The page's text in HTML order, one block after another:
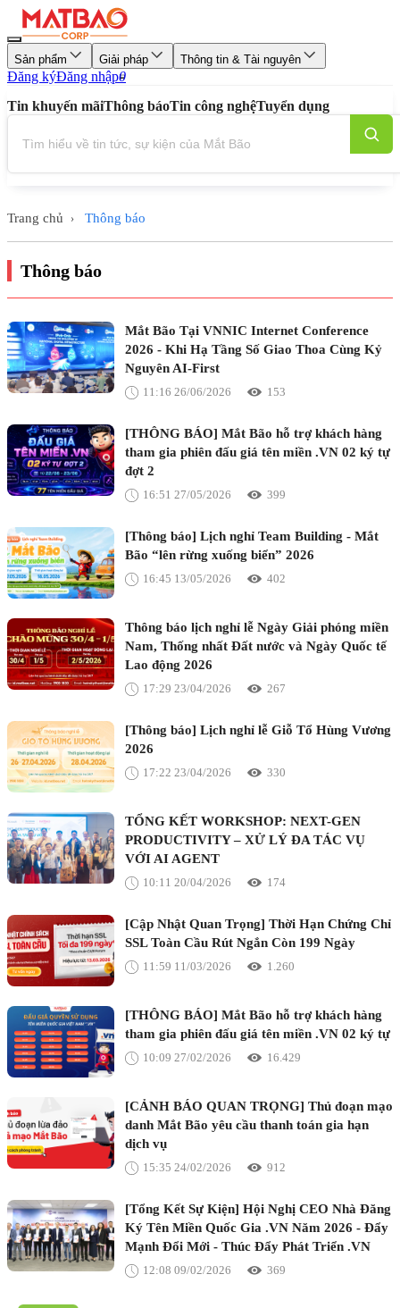
Sản phẩm Giải pháp Thông tin & Tài nguyên
Đăng kýĐăng nhập0
Tin khuyến mãiThông báoTin công nghệTuyển dụng
Trang chủ › Thông báo
Thông báo
Mắt Bão Tại VNNIC Internet Conference
2026 - Khi Hạ Tầng Số Giao Thoa Cùng Kỷ
Nguyên AI-First
11:16 26/06/2026 153
[THÔNG BÁO] Mắt Bão hỗ trợ khách hàng
tham gia phiên đấu giá tên miền .VN 02 ký tự
đợt 2
16:51 27/05/2026 399
[Thông báo] Lịch nghỉ Team Building - Mắt
Bão “lên rừng xuống biển” 2026
16:45 13/05/2026 402
Thông báo lịch nghỉ lễ Ngày Giải phóng miền
Nam, Thống nhất Đất nước và Ngày Quốc tế
Lao động 2026
17:29 23/04/2026 267
[Thông báo] Lịch nghỉ lễ Giỗ Tổ Hùng Vương
2026
17:22 23/04/2026 330
TỔNG KẾT WORKSHOP: NEXT-GEN
PRODUCTIVITY – XỬ LÝ ĐA TÁC VỤ
VỚI AI AGENT
10:11 20/04/2026 174
[Cập Nhật Quan Trọng] Thời Hạn Chứng Chỉ
SSL Toàn Cầu Rút Ngắn Còn 199 Ngày
11:59 11/03/2026 1.260
[THÔNG BÁO] Mắt Bão hỗ trợ khách hàng
tham gia phiên đấu giá tên miền .VN 02 ký tự
10:09 27/02/2026 16.429
[CẢNH BÁO QUAN TRỌNG] Thủ đoạn mạo
danh Mắt Bão yêu cầu thanh toán gia hạn
dịch vụ
15:35 24/02/2026 912
[Tổng Kết Sự Kiện] Hội Nghị CEO Nhà Đăng
Ký Tên Miền Quốc Gia .VN Năm 2026 - Đẩy
Mạnh Đổi Mới - Thúc Đẩy Phát Triển .VN
12:08 09/02/2026 369